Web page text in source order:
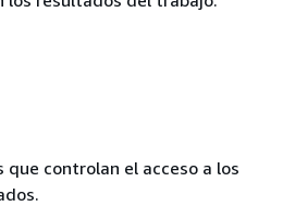
que controlan el acceso a los